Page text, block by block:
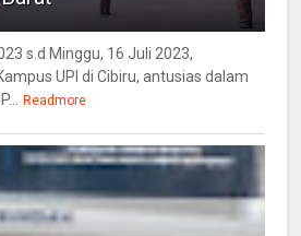
s.d Minggu, 16 Juli 2023,
UPI di Cibiru, antusias dalam
Readmore